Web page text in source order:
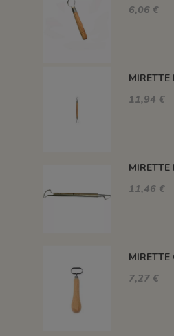
6,06 €
11,94 €
11,46 €
7,27 €